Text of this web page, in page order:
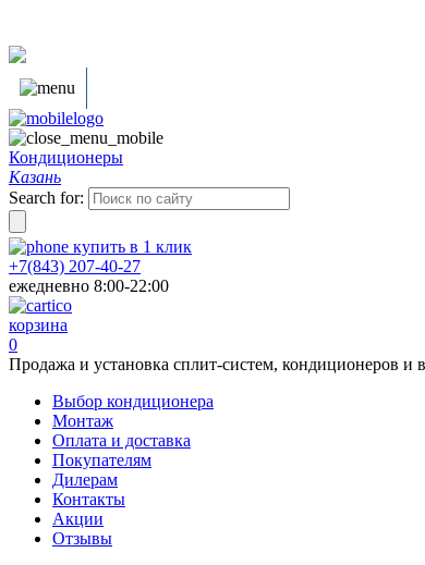
Кондиционеры
Казань
Search for:
купить в 1 клик
+7(843) 207-40-27
ежедневно 8:00-22:00
корзина
0
Продажа и установка сплит-систем, кондиционеров и
Выбор кондиционера
Монтаж
Оплата и доставка
Покупателям
Дилерам
Контакты
Акции
Отзывы